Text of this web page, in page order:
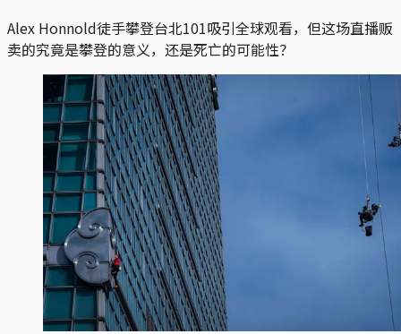
Alex Honnold徒手攀登台北101吸引全球观看，但这场直播贩
卖的究竟是攀登的意义，还是死亡的可能性？